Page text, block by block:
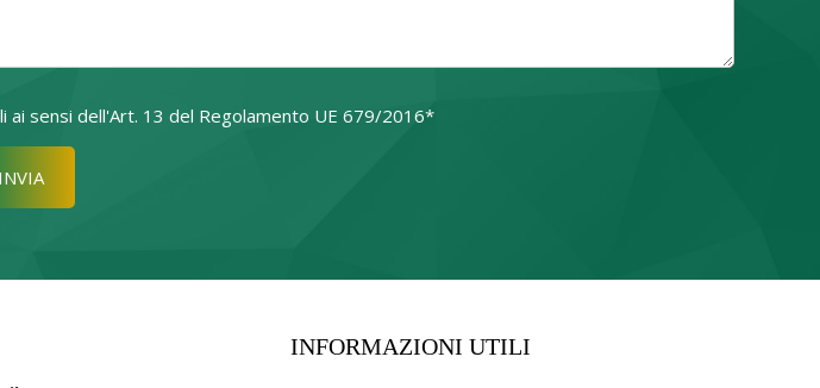
sensi dell'Art. 13 del Regolamento UE 679/2016*
Si prega di lasciare vuoto questo campo.
INFORMAZIONI UTILI